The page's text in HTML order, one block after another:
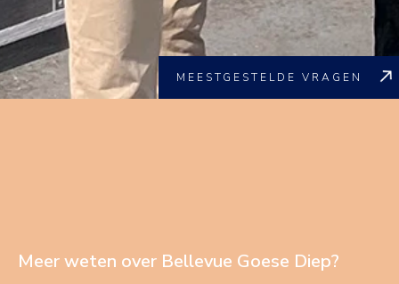
MEESTGESTELDE VRAGEN
Meer weten over Bellevue Goese Diep?